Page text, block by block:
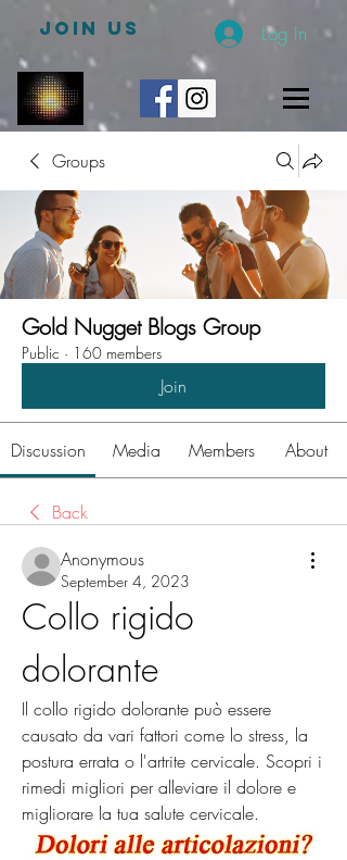
JOIN US Log In
Groups
Gold Nugget Blogs Group
Public · 160 members
Join
Discussion Media Members About
Back
Anonymous
September 4, 2023
Collo rigido
dolorante
Il collo rigido dolorante può essere
causato da vari fattori come lo stress, la
postura errata o l'artrite cervicale. Scopri i
rimedi migliori per alleviare il dolore e
migliorare la tua salute cervicale.